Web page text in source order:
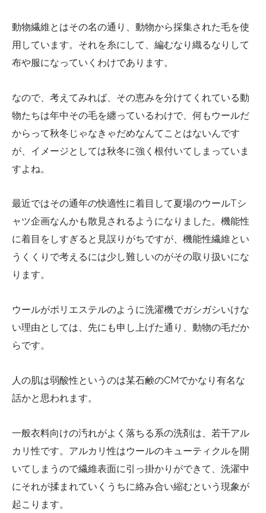
動物繊維とはその名の通り、動物から採集された毛を使
用しています。それを糸にして、編むなり織るなりして
布や服になっていくわけであります。
なので、考えてみれば、その恵みを分けてくれている動
物たちは年中その毛を纏っているわけで、何もウールだ
からって秋冬じゃなきゃだめなんてことはないんです
が、イメージとしては秋冬に強く根付いてしまっていま
すよね。
最近ではその通年の快適性に着目して夏場のウールTシ
ャツ企画なんかも散見されるようになりました。機能性
に着目をしすぎると見誤りがちですが、機能性繊維とい
うくくりで考えるには少し難しいのがその取り扱いにな
ります。
ウールがポリエステルのように洗濯機でガシガシいけな
い理由としては、先にも申し上げた通り、動物の毛だか
らです。
人の肌は弱酸性というのは某石鹸のCMでかなり有名な
話かと思われます。
一般衣料向けの汚れがよく落ちる系の洗剤は、若干アル
カリ性です。アルカリ性はウールのキューティクルを開
いてしまうので繊維表面に引っ掛かりができて、洗濯中
にそれが揉まれていくうちに絡み合い縮むという現象が
起こります。